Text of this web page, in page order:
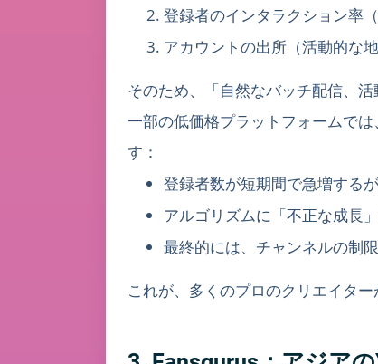
登録者のインタラクション率
アカウントの出所（活動的な
そのため、「自然なバッチ配信、
一部の低価格プラットフォームで
す：
登録者数が短期間で急増する
アルゴリズムに「不正な成長
最終的には、チャンネルの制
これが、多くのプロのクリエイタ